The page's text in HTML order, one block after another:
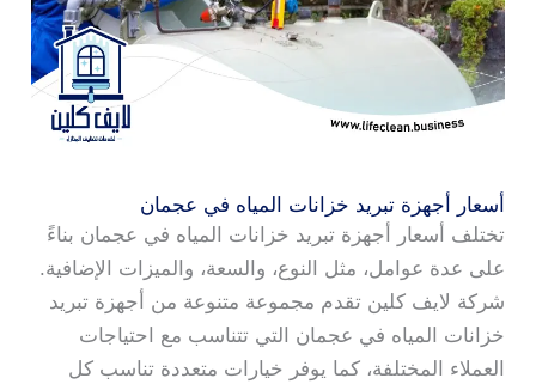
أسعار أجهزة تبريد خزانات المياه في عجمان
تختلف أسعار أجهزة تبريد خزانات المياه في عجمان بناءً
على عدة عوامل، مثل النوع، والسعة، والميزات الإضافية.
شركة لايف كلين تقدم مجموعة متنوعة من أجهزة تبريد
خزانات المياه في عجمان التي تتناسب مع احتياجات
العملاء المختلفة، كما يوفر خيارات متعددة تناسب كل